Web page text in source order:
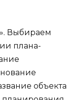
Выбираем
плана-
объекта